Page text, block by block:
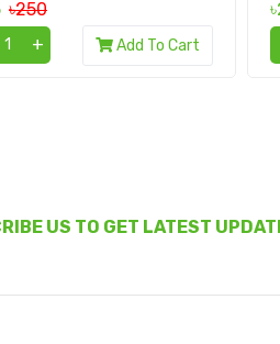
৳250
+ Add To Cart
US TO GET LATEST